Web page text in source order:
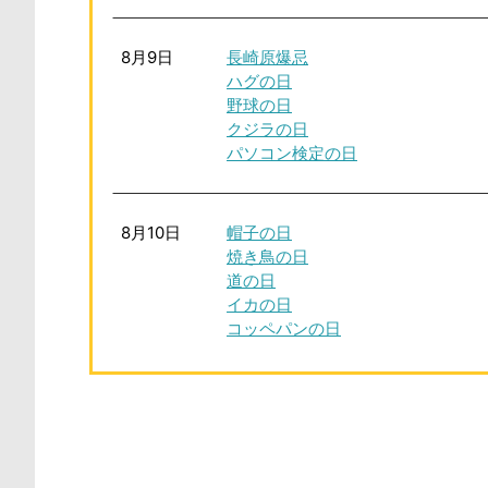
8月9日
長崎原爆忌
ハグの日
野球の日
クジラの日
パソコン検定の日
8月10日
帽子の日
焼き鳥の日
道の日
イカの日
コッペパンの日